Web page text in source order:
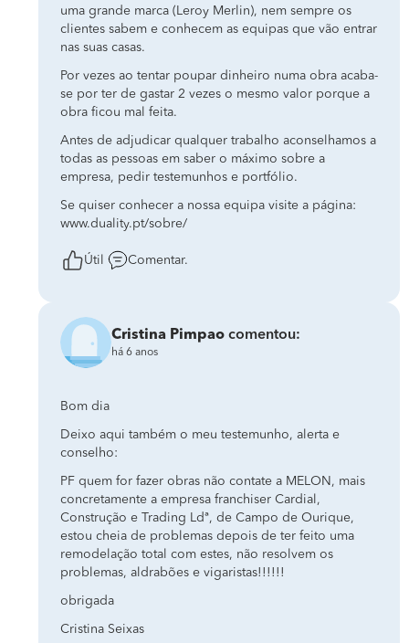
uma grande marca (Leroy Merlin), nem sempre os
clientes sabem e conhecem as equipas que vão entrar
nas suas casas.
Por vezes ao tentar poupar dinheiro numa obra acaba-
se por ter de gastar 2 vezes o mesmo valor porque a
obra ficou mal feita.
Antes de adjudicar qualquer trabalho aconselhamos a
todas as pessoas em saber o máximo sobre a
empresa, pedir testemunhos e portfólio.
Se quiser conhecer a nossa equipa visite a página:
www.duality.pt/sobre/
Útil Comentar.
Cristina Pimpao comentou:
há 6 anos
Bom dia
Deixo aqui também o meu testemunho, alerta e
conselho:
PF quem for fazer obras não contate a MELON, mais
concretamente a empresa franchiser Cardial,
Construção e Trading Ldª, de Campo de Ourique,
estou cheia de problemas depois de ter feito uma
remodelação total com estes, não resolvem os
problemas, aldrabões e vigaristas!!!!!!
obrigada
Cristina Seixas